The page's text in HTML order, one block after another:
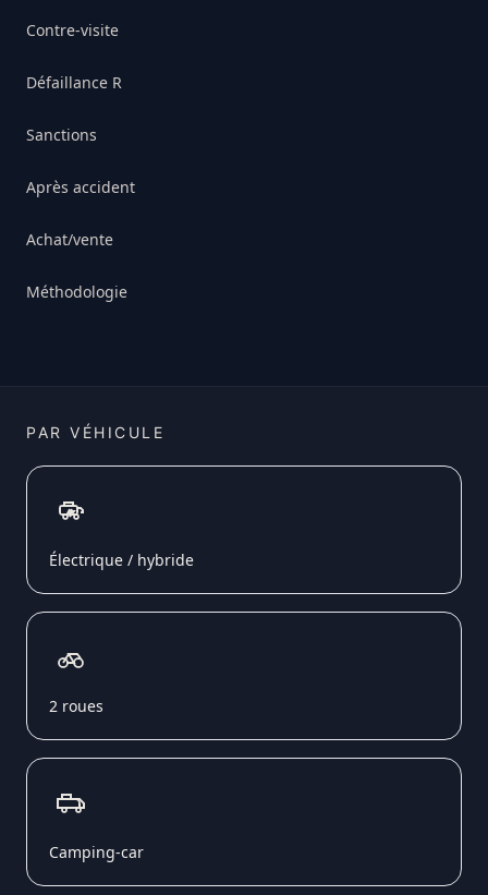
Contre-visite
Défaillance R
Sanctions
Après accident
Achat/vente
Méthodologie
PAR VÉHICULE
Électrique / hybride
2 roues
Camping-car